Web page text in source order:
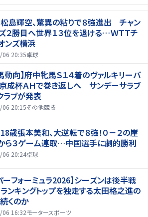
松島輝空、驚異の粘りで８強進出 チャン
２勝目へ世界１３位を退ける…ＷＴＴチ
ンズ横浜
20:35卓球
動向】府中牝馬Ｓ１４着のヴァルキリーバ
成杯ＡＨで巻き返しへ サンデーサラブ
ラブが発表
20:15その他競技
18歳張本美和、大逆転で８強！０－２の崖
ら３ゲーム連取…中国選手に劇的勝利
20:24卓球
ーフォーミュラ2026】シーズンは後半戦
キングトップを独走する太田格之進の
くのか
16:32モータースポーツ